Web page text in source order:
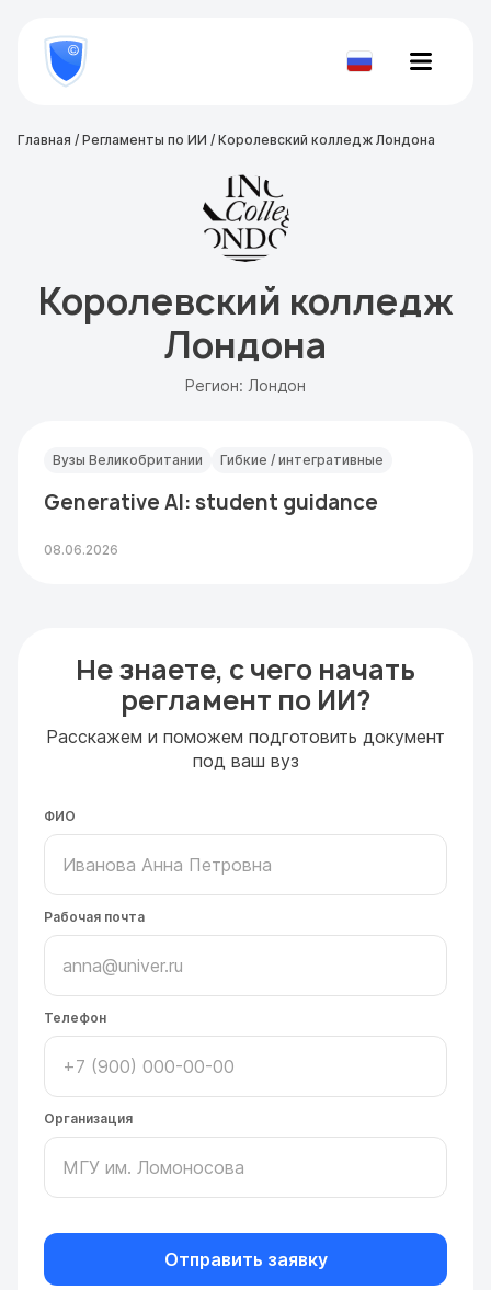
800
777-
81-Проверить
Главная / Регламенты по ИИ / Королевский колледж Лондона
Королевский колледж
Лондона
Регион: Лондон
Вузы Великобритании Гибкие / интегративные
Generative AI: student guidance
08.06.2026
Не знаете, с чего начать
регламент по ИИ?
Расскажем и поможем подготовить документ
под ваш вуз
ФИО
Рабочая почта
Телефон
Организация
Отправить заявку